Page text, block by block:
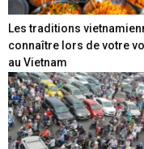
Les traditions
connaître lors de votre
au Vietnam